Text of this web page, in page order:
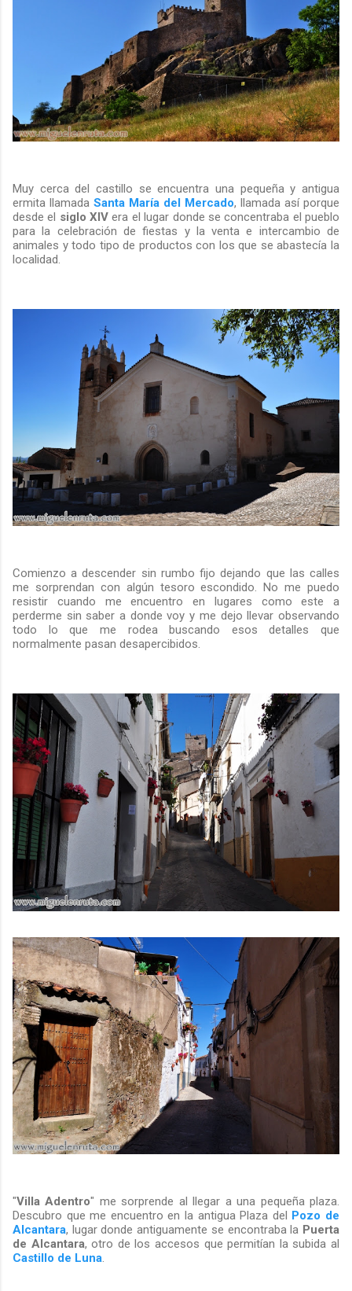
Muy cerca del castillo se encuentra una pequeña y antigua
ermita llamada Santa María del Mercado, llamada así porque
desde el siglo XIV era el lugar donde se concentraba el pueblo
para la celebración de fiestas y la venta e intercambio de
animales y todo tipo de productos con los que se abastecía la
localidad.
Comienzo a descender sin rumbo fijo dejando que las calles
me sorprendan con algún tesoro escondido. No me puedo
resistir cuando me encuentro en lugares como este a
perderme sin saber a donde voy y me dejo llevar observando
todo lo que me rodea buscando esos detalles que
normalmente pasan desapercibidos.
"Villa Adentro" me sorprende al llegar a una pequeña plaza.
Descubro que me encuentro en la antigua Plaza del Pozo de
Alcantara, lugar donde antiguamente se encontraba la Puerta
de Alcantara, otro de los accesos que permitían la subida al
Castillo de Luna.